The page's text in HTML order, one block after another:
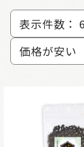
表示件数：
価格が安い